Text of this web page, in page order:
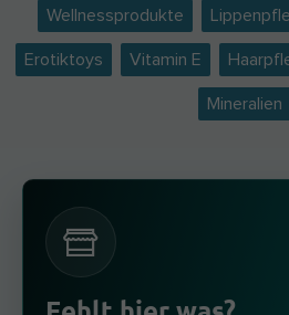
Wellnessprodukte
Erotiktoys Vitamin E
Mineralien